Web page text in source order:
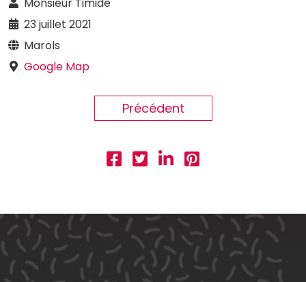
23 juillet 2021
Marols
Google Map
Précédent